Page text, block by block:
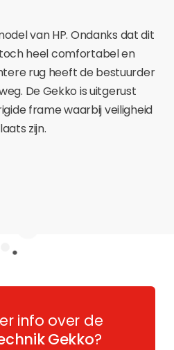
van HP. Ondanks dat dit
heel comfortabel en
rug heeft de bestuurder
De Gekko is uitgerust
frame waarbij veiligheid
zijn.
info over de
Gekko?